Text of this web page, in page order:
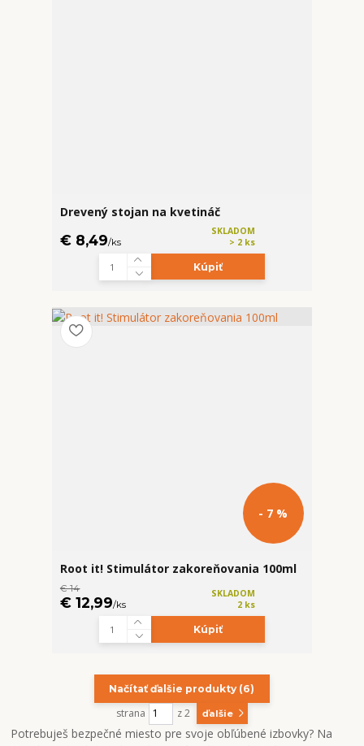
Drevený stojan na kvetináč
€ 8,49/ks
SKLADOM
> 2 ks
Kúpiť
- 7 %
Root it! Stimulátor zakoreňovania 100ml
€ 14
€ 12,99/ks
SKLADOM
2 ks
Kúpiť
Načítať ďalšie produkty (6)
strana z 2 ďalšie
Potrebuješ bezpečné miesto pre svoje obľúbené izbovky? Na